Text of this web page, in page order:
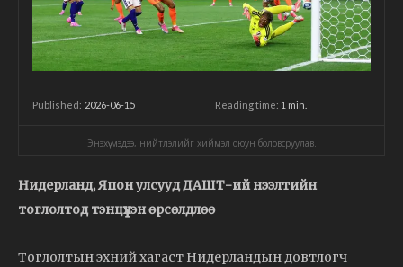
Published: 2026-06-15 Reading time: 1 min.
Энэхүү мэдээ, нийтлэлийг хиймэл оюун боловсруулав.
Нидерланд, Япон улсууд ДАШТ-ий нээлтийн
тоглолтод тэнцүүхэн өрсөлдлөө
Тоглолтын эхний хагаст Нидерландын довтлогч